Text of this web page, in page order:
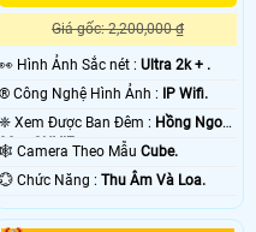
Giá gốc: 2,200,000 ₫
️👀 Hình Ảnh Sắc nét :Ultra 2k + .
®️ Công Nghệ Hình Ảnh : IP Wifi.
❈ Xem Được Ban Đêm : Hồng Ngoại
30m ONVIF.
🕸️ Camera Theo MẫuCube.
️💮 Chức Năng :Thu Âm Và Loa.